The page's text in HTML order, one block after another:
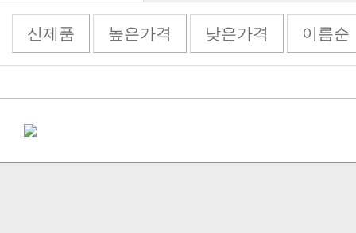
신제품 높은가격 낮은가격 이름순